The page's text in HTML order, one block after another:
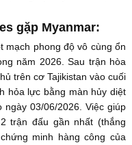
gặp Myanmar:
mạch phong độ vô cùng ổn
năm 2026. Sau trận hòa
trên cơ Tajikistan vào cuối
hỏa lực bằng màn hủy diệt
03/06/2026. Việc giúp
trận đấu gần nhất (thắng
minh hàng công của